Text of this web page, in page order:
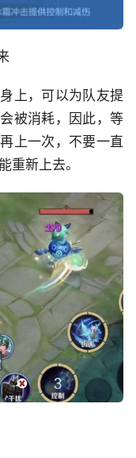
上，可以为队友提
被消耗，因此，等
上一次，不要一直
重新上去。